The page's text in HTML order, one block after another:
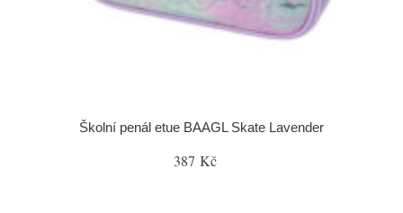
Školní penál etue BAAGL Skate Lavender
387 Kč